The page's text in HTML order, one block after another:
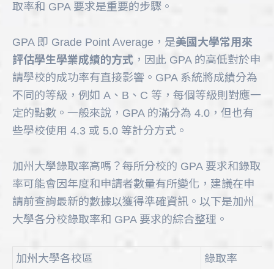
取率和 GPA 要求是重要的步驟。
GPA 即 Grade Point Average，是美國大學常用來
評估學生學業成績的方式 ，因此 GPA 的高低對於申
請學校的成功率有直接影響。GPA 系統將成績分為
不同的等級，例如 A、B、C 等，每個等級則對應一
定的點數。一般來說，GPA 的滿分為 4.0，但也有
些學校使用 4.3 或 5.0 等計分方式。
加州大學錄取率高嗎？每所分校的 GPA 要求和錄取
率可能會因年度和申請者數量有所變化，建議在申
請前查詢最新的數據以獲得準確資訊。以下是加州
大學各分校錄取率和 GPA 要求的綜合整理。
加州大學各校區
錄取率